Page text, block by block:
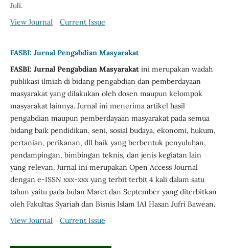
Juli.
View Journal
Current Issue
FASBI: Jurnal Pengabdian Masyarakat
FASBI: Jurnal Pengabdian Masyarakatini merupakan wadah
publikasi ilmiah di bidang pengabdian dan pemberdayaan
masyarakat yang dilakukan oleh dosen maupun kelompok
masyarakat lainnya. Jurnal ini menerima artikel hasil
pengabdian maupun pemberdayaan masyarakat pada semua
bidang baik pendidikan, seni, sosial budaya, ekonomi, hukum,
pertanian, perikanan, dll baik yang berbentuk penyuluhan,
pendampingan, bimbingan teknis, dan jenis kegiatan lain
yang relevan. Jurnal ini merupakan Open Access Journal
dengan e-ISSN xxx-xxx yang terbit terbit 4 kali dalam satu
tahun yaitu pada bulan Maret dan September yang diterbitkan
oleh Fakultas Syariah dan Bisnis Islam IAI Hasan Jufri Bawean.
View Journal
Current Issue